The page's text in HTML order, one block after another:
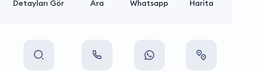
Detayları Gör Ara Whatsapp Harita